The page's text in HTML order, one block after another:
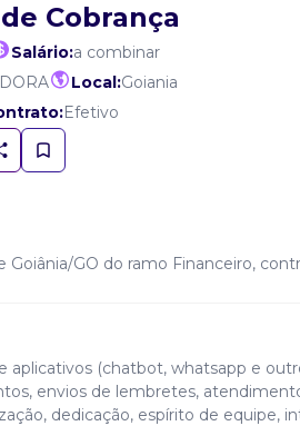
Cobrança
Salário:a combinar
Local:Goiania
Efetivo
Goiânia/GO do ramo Financeiro,
aplicativos (chatbot, whatsapp e
envios de lembretes,
dedicação, espírito de equipe,